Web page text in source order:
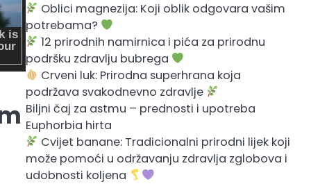
Oblici magnezija: Koji oblik odgovara vašim
potrebama?
12 prirodnih namirnica i pića za prirodnu
podršku zdravlju bubrega
Crveni luk: Prirodna superhrana koja
podržava svakodnevno zdravlje
Biljni čaj za astmu – prednosti i upotreba
Euphorbia hirta
Cvijet banane: Tradicionalni prirodni lijek koji
može pomoći u održavanju zdravlja zglobova i
udobnosti koljena